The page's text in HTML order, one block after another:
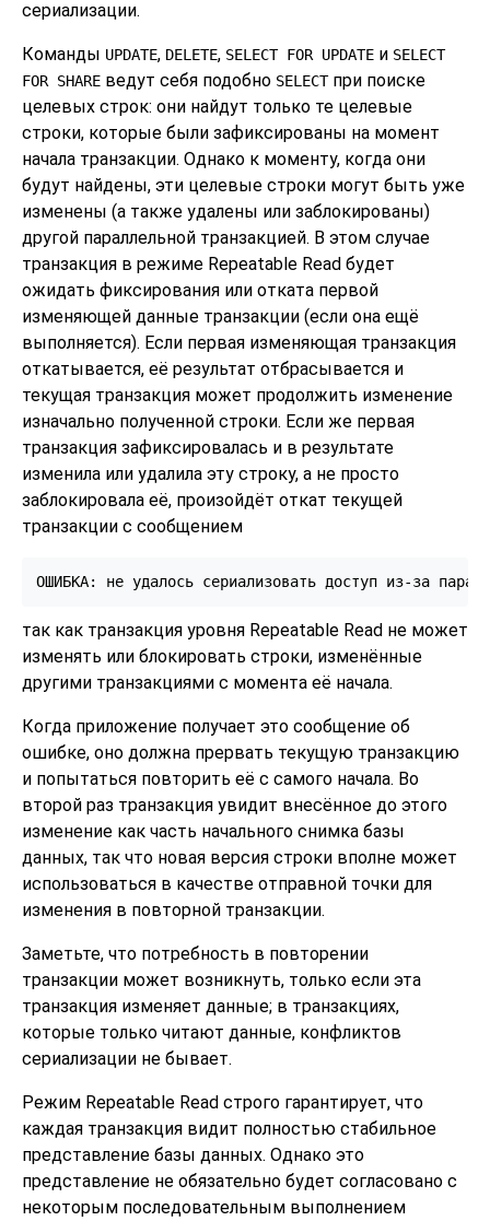
сериализации.
Команды UPDATE, DELETE, SELECT FOR UPDATE и SELECT
FOR SHARE ведут себя подобно SELECTпри поиске
целевых строк: они найдут только те целевые
строки, которые были зафиксированы на момент
начала транзакции. Однако к моменту, когда они
будут найдены, эти целевые строки могут быть уже
изменены (а также удалены или заблокированы)
другой параллельной транзакцией. В этом случае
транзакция в режиме Repeatable Read будет
ожидать фиксирования или отката первой
изменяющей данные транзакции (если она ещё
выполняется). Если первая изменяющая транзакция
откатывается, её результат отбрасывается и
текущая транзакция может продолжить изменение
изначально полученной строки. Если же первая
транзакция зафиксировалась и в результате
изменила или удалила эту строку, а не просто
заблокировала её, произойдёт откат текущей
транзакции с сообщением
так как транзакция уровня Repeatable Read не может
изменять или блокировать строки, изменённые
другими транзакциями с момента её начала.
Когда приложение получает это сообщение об
ошибке, оно должна прервать текущую транзакцию
и попытаться повторить её с самого начала. Во
второй раз транзакция увидит внесённое до этого
изменение как часть начального снимка базы
данных, так что новая версия строки вполне может
использоваться в качестве отправной точки для
изменения в повторной транзакции.
Заметьте, что потребность в повторении
транзакции может возникнуть, только если эта
транзакция изменяет данные; в транзакциях,
которые только читают данные, конфликтов
сериализации не бывает.
Режим Repeatable Read строго гарантирует, что
каждая транзакция видит полностью стабильное
представление базы данных. Однако это
представление не обязательно будет согласовано с
некоторым последовательным выполнением